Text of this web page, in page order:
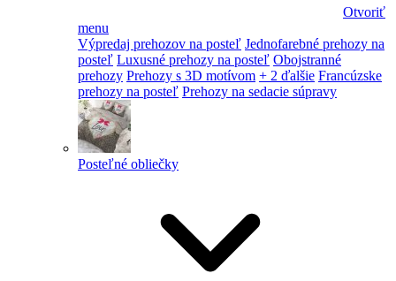
Otvoriť
menu
Výpredaj prehozov na posteľ Jednofarebné prehozy na
posteľ Luxusné prehozy na posteľ Obojstranné
prehozy Prehozy s 3D motívom + 2 ďalšie Francúzske
prehozy na posteľ Prehozy na sedacie súpravy
Posteľné obliečky